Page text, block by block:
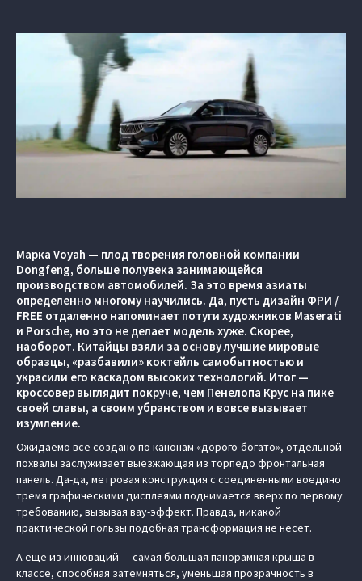
Марка Voyah — плод творения головной компании
Dongfeng, больше полувека занимающейся
производством автомобилей. За это время азиаты
определенно многому научились. Да, пусть дизайн ФРИ /
FREE отдаленно напоминает потуги художников Maserati
и Porsche, но это не делает модель хуже. Скорее,
наоборот. Китайцы взяли за основу лучшие мировые
образцы, «разбавили» коктейль самобытностью и
украсили его каскадом высоких технологий. Итог —
кроссовер выглядит покруче, чем Пенелопа Крус на пике
своей славы, а своим убранством и вовсе вызывает
изумление.
Ожидаемо все создано по канонам «дорого-богато», отдельной
похвалы заслуживает выезжающая из торпедо фронтальная
панель. Да-да, метровая конструкция с соединенными воедино
тремя графическими дисплеями поднимается вверх по первому
требованию, вызывая вау-эффект. Правда, никакой
практической пользы подобная трансформация не несет.
А еще из инноваций — самая большая панорамная крыша в
классе, способная затемняться, уменьшая прозрачность в